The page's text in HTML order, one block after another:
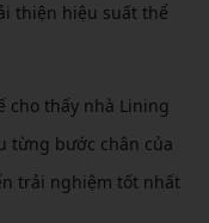
thiện hiệu suất thể
cho thấy nhà Lining
từng bước chân của
trải nghiệm tốt nhất